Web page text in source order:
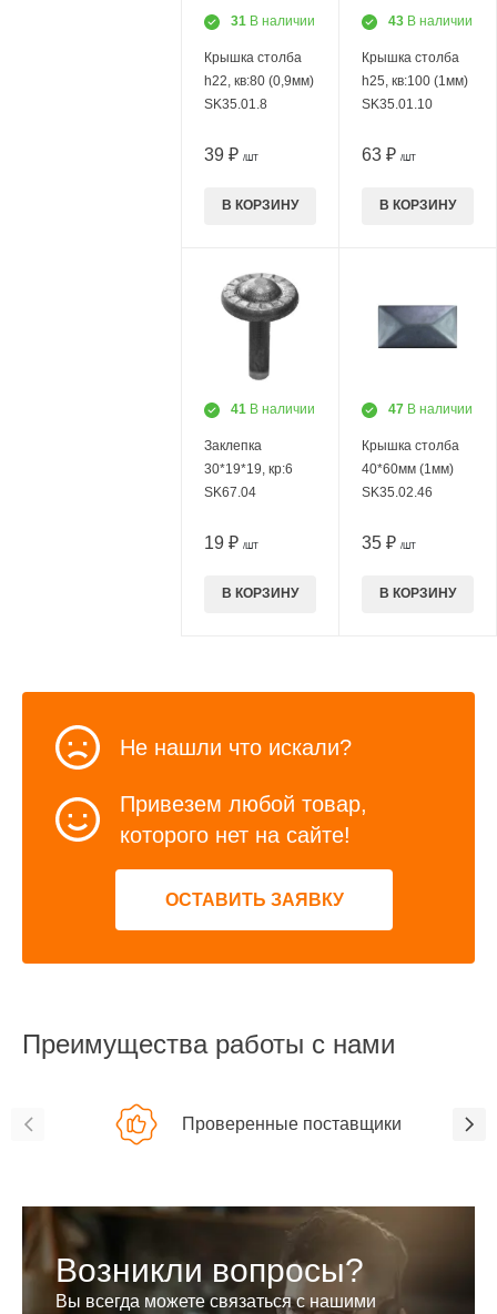
31 В наличии
Крышка столба
h22, кв:80 (0,9мм)
SK35.01.8
39 ₽ /ШТ
В КОРЗИНУ
43 В наличии
Крышка столба
h25, кв:100 (1мм)
SK35.01.10
63 ₽ /ШТ
В КОРЗИНУ
41 В наличии
Заклепка
30*19*19, кр:6
SK67.04
19 ₽ /ШТ
В КОРЗИНУ
47 В наличии
Крышка столба
40*60мм (1мм)
SK35.02.46
35 ₽ /ШТ
В КОРЗИНУ
Не нашли что искали?
Привезем любой товар,
которого нет на сайте!
ОСТАВИТЬ ЗАЯВКУ
Преимущества работы с нами
Проверенные поставщики
Возникли вопросы?
Вы всегда можете связаться с нашими